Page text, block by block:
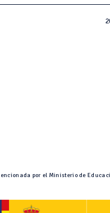
por el Ministerio de